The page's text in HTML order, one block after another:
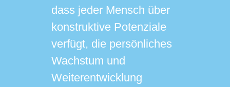
dass jeder Mensch über
konstruktive Potenziale
verfügt, die persönliches
Wachstum und
Weiterentwicklung